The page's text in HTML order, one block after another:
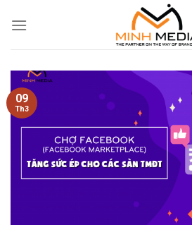
09
Th3